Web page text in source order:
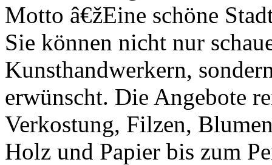
Motto â€žEine schöne
Sie können nicht nur
Kunsthandwerkern,
erwünscht. Die Angebote
Verkostung, Filzen,
Holz und Papier bis zum